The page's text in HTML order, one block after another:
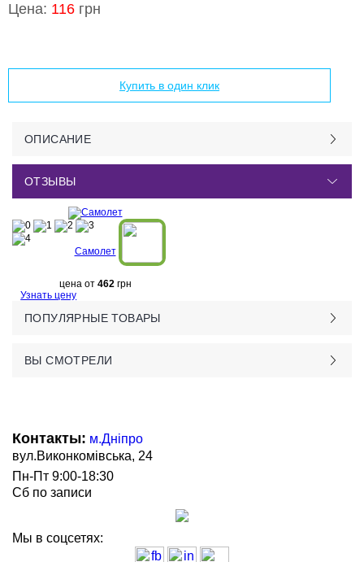
Цена: 116 грн
Купить в один клик
ОПИСАНИЕ
ОТЗЫВЫ
Самолет
цена от 462грн
Узнать цену
ПОПУЛЯРНЫЕ ТОВАРЫ
ВЫ СМОТРЕЛИ
Контакты: м.Дніпро
вул.Виконкомівська, 24
Пн-Пт 9:00-18:30
Сб по записи
Мы в соцсетях: